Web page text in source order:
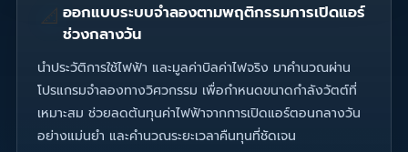
📐 ออกแบบระบบจำลองตามพฤติกรรมการเปิดแอร์
ช่วงกลางวัน
นำประวัติการใช้ไฟฟ้า และมูลค่าบิลค่าไฟจริง มาคำนวณผ่าน
โปรแกรมจำลองทางวิศวกรรม เพื่อกำหนดขนาดกำลังวัตต์ที่
เหมาะสม ช่วยลดต้นทุนค่าไฟฟ้าจากการเปิดแอร์ตอนกลางวัน
อย่างแม่นยำ และคำนวณระยะเวลาคืนทุนที่ชัดเจน